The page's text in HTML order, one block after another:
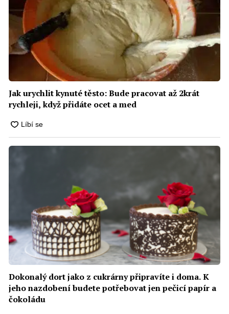
Jak urychlit kynuté těsto: Bude pracovat až 2krát
rychleji, když přidáte ocet a med
Dokonalý dort jako z cukrárny připravíte i doma. K
jeho nazdobení budete potřebovat jen pečicí papír a
čokoládu